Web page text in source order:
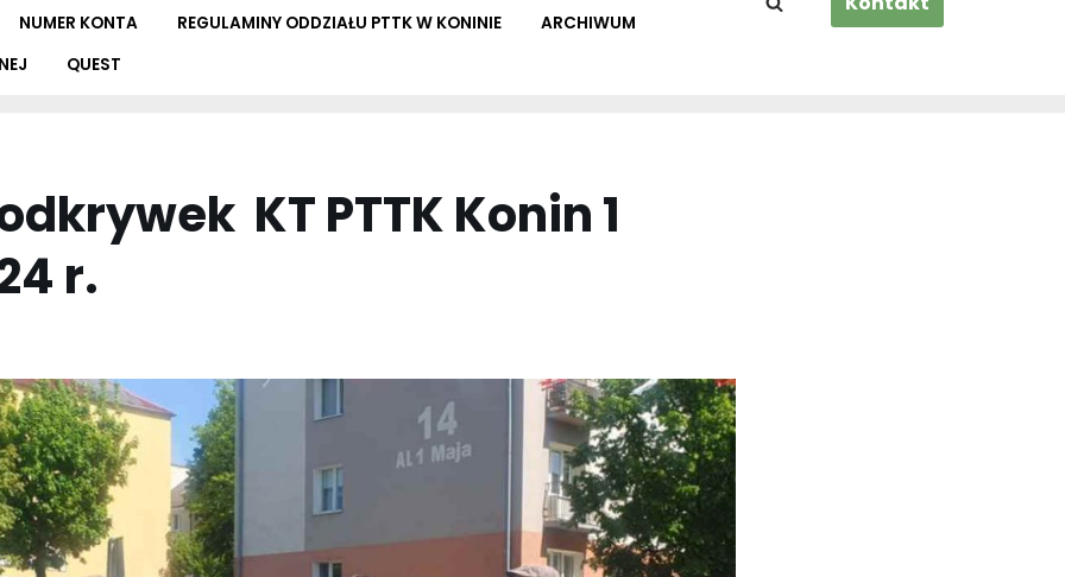
NUMER KONTA REGULAMINY ODDZIAŁU PTTK W KONINIE
ARCHIWUM
QUEST
KT PTTK Konin 1
r.